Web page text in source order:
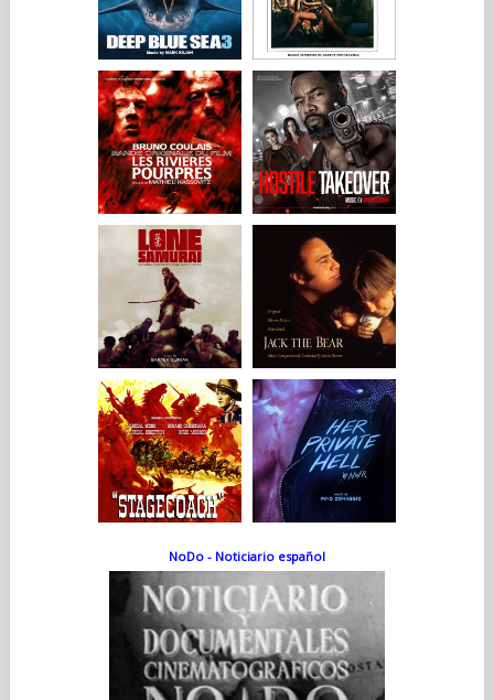
NoDo - Noticiario español